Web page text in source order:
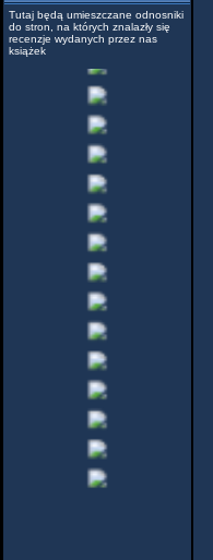
Tutaj będą umieszczane odnosniki
do stron, na których znalazły się
recenzje wydanych przez nas
książek